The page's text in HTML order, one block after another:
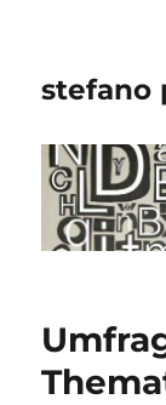
stefano